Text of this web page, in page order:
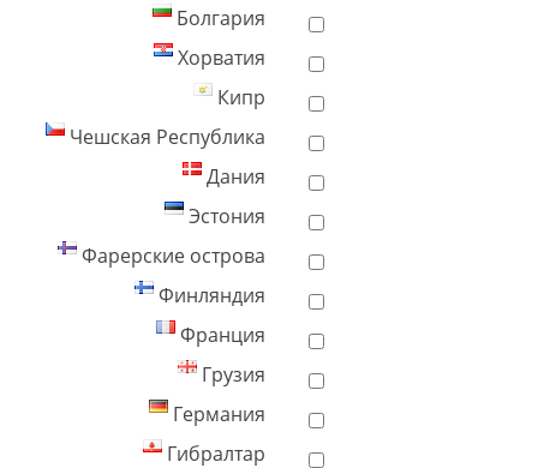
Болгария
Хорватия
Кипр
Чешская Республика
Дания
Эстония
Фарерские острова
Финляндия
Франция
Грузия
Германия
Гибралтар